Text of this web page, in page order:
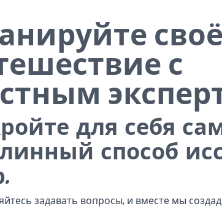
своё
с
для себя
способ
задавать вопросы, и вместе мы